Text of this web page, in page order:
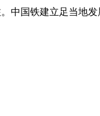
国铁建立足当地